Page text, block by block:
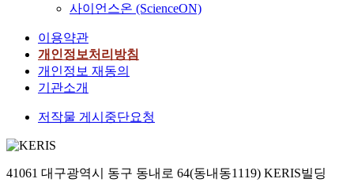
사이언스온 (ScienceON)
이용약관
개인정보처리방침
개인정보 재동의
기관소개
저작물 게시중단요청
41061 대구광역시 동구 동내로 64(동내동1119) KERIS빌딩